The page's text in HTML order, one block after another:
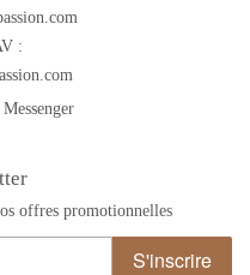
:
offres promotionnelles
S'inscrire